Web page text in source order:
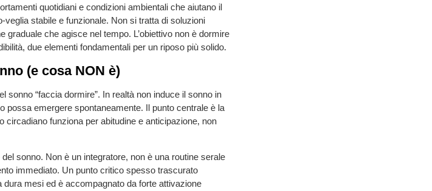
quotidiani e condizioni ambientali che aiutano il
stabile e funzionale. Non si tratta di soluzioni
che agisce nel tempo. L’obiettivo non è dormire
due elementi fondamentali per un riposo più solido.
(e cosa NON è)
sonno “faccia dormire”. In realtà non induce il sonno in
possa emergere spontaneamente. Il punto centrale è la
circadiano funziona per abitudine e anticipazione, non
sonno. Non è un integratore, non è una routine serale
immediato. Un punto critico spesso trascurato
dura mesi ed è accompagnato da forte attivazione